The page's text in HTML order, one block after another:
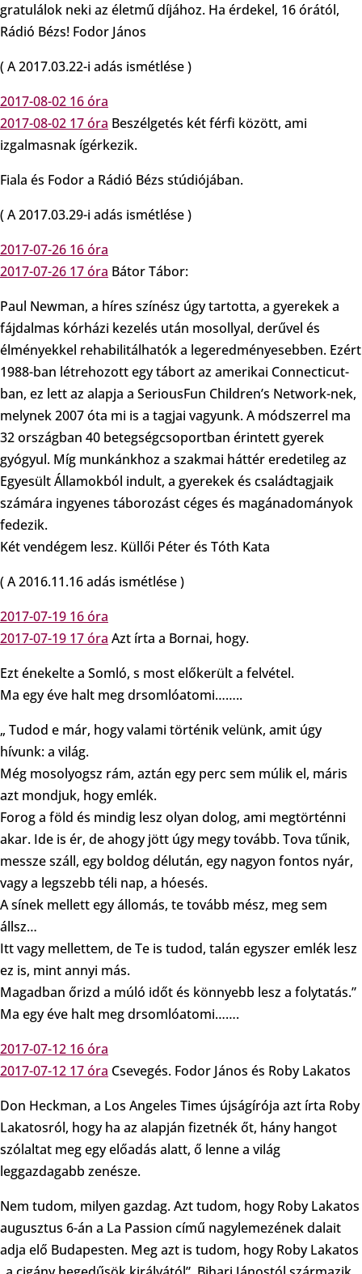
gratulálok neki az életmű díjához. Ha érdekel, 16 órától,
Rádió Bézs! Fodor János
( A 2017.03.22-i adás ismétlése )
2017-08-02 16 óra
2017-08-02 17 óra Beszélgetés két férfi között, ami
izgalmasnak ígérkezik.
Fiala és Fodor a Rádió Bézs stúdiójában.
( A 2017.03.29-i adás ismétlése )
2017-07-26 16 óra
2017-07-26 17 óra Bátor Tábor:
Paul Newman, a híres színész úgy tartotta, a gyerekek a
fájdalmas kórházi kezelés után mosollyal, derűvel és
élményekkel rehabilitálhatók a legeredményesebben. Ezért
1988-ban létrehozott egy tábort az amerikai Connecticut-
ban, ez lett az alapja a SeriousFun Children’s Network-nek,
melynek 2007 óta mi is a tagjai vagyunk. A módszerrel ma
32 országban 40 betegségcsoportban érintett gyerek
gyógyul. Míg munkánkhoz a szakmai háttér eredetileg az
Egyesült Államokból indult, a gyerekek és családtagjaik
számára ingyenes táborozást céges és magánadományok
fedezik.
Két vendégem lesz. Küllői Péter és Tóth Kata
( A 2016.11.16 adás ismétlése )
2017-07-19 16 óra
2017-07-19 17 óra Azt írta a Bornai, hogy.
Ezt énekelte a Somló, s most előkerült a felvétel.
Ma egy éve halt meg drsomlóatomi……..
„ Tudod e már, hogy valami történik velünk, amit úgy
hívunk: a világ.
Még mosolyogsz rám, aztán egy perc sem múlik el, máris
azt mondjuk, hogy emlék.
Forog a föld és mindig lesz olyan dolog, ami megtörténni
akar. Ide is ér, de ahogy jött úgy megy tovább. Tova tűnik,
messze száll, egy boldog délután, egy nagyon fontos nyár,
vagy a legszebb téli nap, a hóesés.
A sínek mellett egy állomás, te tovább mész, meg sem
állsz…
Itt vagy mellettem, de Te is tudod, talán egyszer emlék lesz
ez is, mint annyi más.
Magadban őrizd a múló időt és könnyebb lesz a folytatás.”
Ma egy éve halt meg drsomlóatomi…….
2017-07-12 16 óra
2017-07-12 17 óra Csevegés. Fodor János és Roby Lakatos
Don Heckman, a Los Angeles Times újságírója azt írta Roby
Lakatosról, hogy ha az alapján fizetnék őt, hány hangot
szólaltat meg egy előadás alatt, ő lenne a világ
leggazdagabb zenésze.
Nem tudom, milyen gazdag. Azt tudom, hogy Roby Lakatos
augusztus 6-án a La Passion című nagylemezének dalait
adja elő Budapesten. Meg azt is tudom, hogy Roby Lakatos